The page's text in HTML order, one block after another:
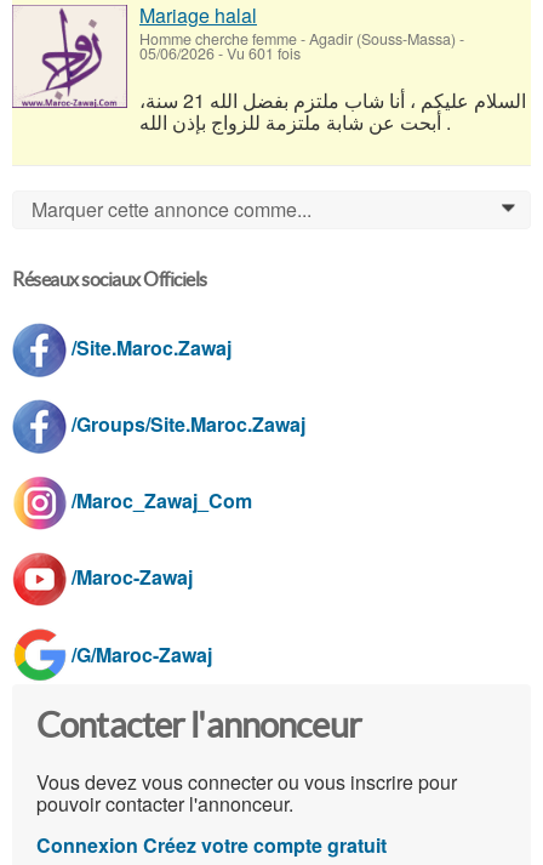
Mariage halal
Homme cherche femme-Agadir (Souss-Massa) -
05/06/2026 - Vu 601 fois
السلام عليكم ، أنا شاب ملتزم بفضل الله 21 سنة،
أبحت عن شابة ملتزمة للزواج بإذن الله .
Marquer cette annonce comme... 0
Réseaux sociaux Officiels
/Site.Maroc.Zawaj
/Groups/Site.Maroc.Zawaj
/Maroc_Zawaj_Com
/Maroc-Zawaj
/G/Maroc-Zawaj
Contacter l'annonceur
Vous devez vous connecter ou vous inscrire pour
pouvoir contacter l'annonceur.
Connexion Créez votre compte gratuit